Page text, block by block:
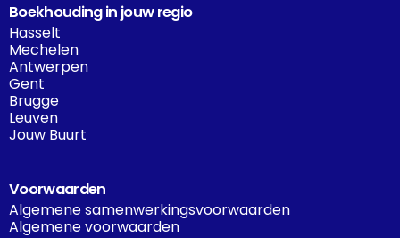
Boekhouding in jouw regio
Hasselt
Mechelen
Antwerpen
Gent
Brugge
Leuven
Jouw Buurt
Voorwaarden
Algemene samenwerkingsvoorwaarden
Algemene voorwaarden